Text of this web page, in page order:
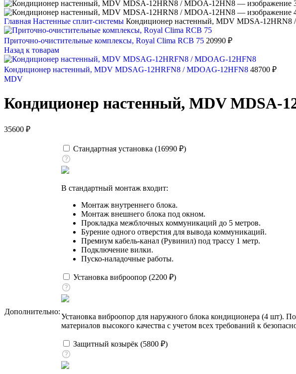
Главная Настенные сплит-системы Кондиционер настенный, MDV MDSA-12HRN8
Приточно-очистительные комплексы, Royal Clima RCB 75 20990 ₽
Назад к товарам
Кондиционер настенный, MDV MDSAG-12HRFN8 / MDOAG-12HFN8 48700 ₽
MDV
Кондиционер настенный, MDV MDSA-
35600 ₽
Дополнительно:
Стандартная установка (16990 ₽)
В стандартный монтаж входит:
Монтаж внутреннего блока.
Монтаж внешнего блока под окном.
Прокладка межблочных коммуникаций до 5 метров.
Бурение одного отверстия для вывода коммуникаций.
Премиум кабель-канал (Рувинил) под трассу 1 метр.
Подключение вилки.
Пуско-наладочные работы.
Установка виброопор (2200 ₽)
Установка виброопор для наружного блока кондиционера (4 шт).
материалов высокого качества с учетом всех требований к
Защитный козырёк (5800 ₽)